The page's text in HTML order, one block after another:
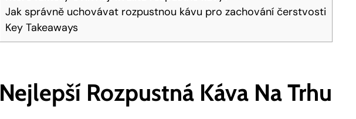
Jak správně uchovávat rozpustnou kávu pro zachování čerstvosti
Key Takeaways
Nejlepší Rozpustná Káva Na Trhu